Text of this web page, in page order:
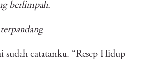
berlimpah.
sudah catatanku. “Resep Hidup